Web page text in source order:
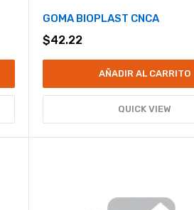
GOMA BIOPLAST CNCA
$42.22
AÑADIR AL CARRITO
QUICK VIEW